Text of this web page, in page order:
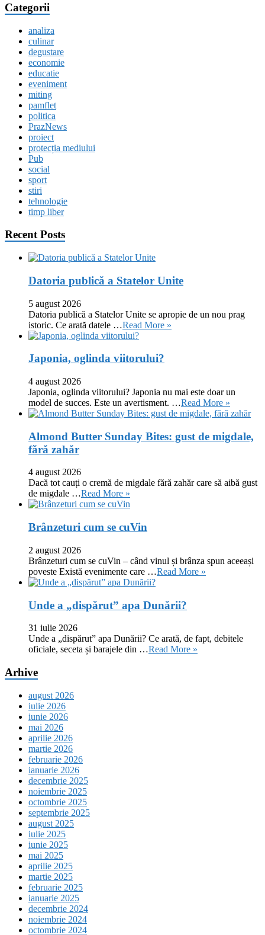
Categorii
analiza
culinar
degustare
economie
educatie
eveniment
miting
pamflet
politica
PrazNews
proiect
protecția mediului
Pub
social
sport
stiri
tehnologie
timp liber
Recent Posts
Datoria publică a Statelor Unite
5 august 2026
Datoria publică a Statelor Unite se apropie de un nou prag
istoric. Ce arată datele …Read More »
Japonia, oglinda viitorului?
4 august 2026
Japonia, oglinda viitorului? Japonia nu mai este doar un
model de succes. Este un avertisment. …Read More »
Almond Butter Sunday Bites: gust de migdale,
fără zahăr
4 august 2026
Dacă tot cauți o cremă de migdale fără zahăr care să aibă gust
de migdale …Read More »
Brânzeturi cum se cuVin
2 august 2026
Brânzeturi cum se cuVin – când vinul și brânza spun aceeași
poveste Există evenimente care …Read More »
Unde a „dispărut” apa Dunării?
31 iulie 2026
Unde a „dispărut” apa Dunării? Ce arată, de fapt, debitele
oficiale, seceta și barajele din …Read More »
Arhive
august 2026
iulie 2026
iunie 2026
mai 2026
aprilie 2026
martie 2026
februarie 2026
ianuarie 2026
decembrie 2025
noiembrie 2025
octombrie 2025
septembrie 2025
august 2025
iulie 2025
iunie 2025
mai 2025
aprilie 2025
martie 2025
februarie 2025
ianuarie 2025
decembrie 2024
noiembrie 2024
octombrie 2024